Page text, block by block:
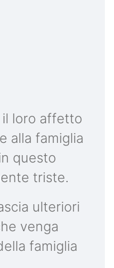
loro affetto
alla famiglia
questo
triste.
ulteriori
venga
famiglia